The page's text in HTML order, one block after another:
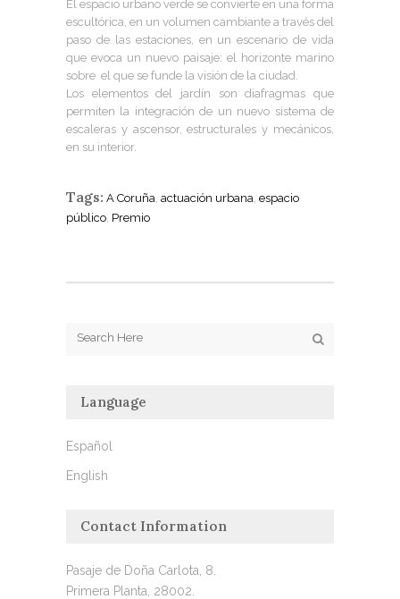
El espacio urbano verde se convierte en una forma
escultórica, en un volumen cambiante a través del
paso de las estaciones, en un escenario de vida
que evoca un nuevo paisaje: el horizonte marino
sobre el que se funde la visión de la ciudad.
Los elementos del jardín son diafragmas que
permiten la integración de un nuevo sistema de
escaleras y ascensor, estructurales y mecánicos,
en su interior.
Tags: A Coruña actuación urbana espacio
público Premio
Language
Español
English
Contact Information
Pasaje de Doña Carlota, 8.
Primera Planta, 28002.